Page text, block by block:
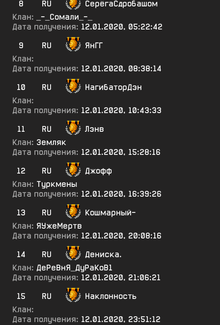
8
RU
СерёгаСдробашом
Клан:
_-_Сомали_-_
Дата получения: 12.01.2020, 05:22:42
9
RU
ЯнГГ
Клан:
Дата получения: 12.01.2020, 08:38:14
10
RU
НагибаторДэн
Клан:
Дата получения: 12.01.2020, 10:43:33
11
RU
Лэнв
Клан: Земляк
Дата получения: 12.01.2020, 15:28:16
12
RU
Джофф
Клан: Туркмены
Дата получения: 12.01.2020, 16:39:26
13
RU
Кошмарный-
Клан: ЯУжеМертв
Дата получения: 12.01.2020, 20:08:16
14
RU
Дениска.
Клан: ДеРеВнЯ_ДуРаКоВ1
Дата получения: 12.01.2020, 21:06:21
15
RU
Наклонность
Клан:
Дата получения: 12.01.2020, 23:51:12